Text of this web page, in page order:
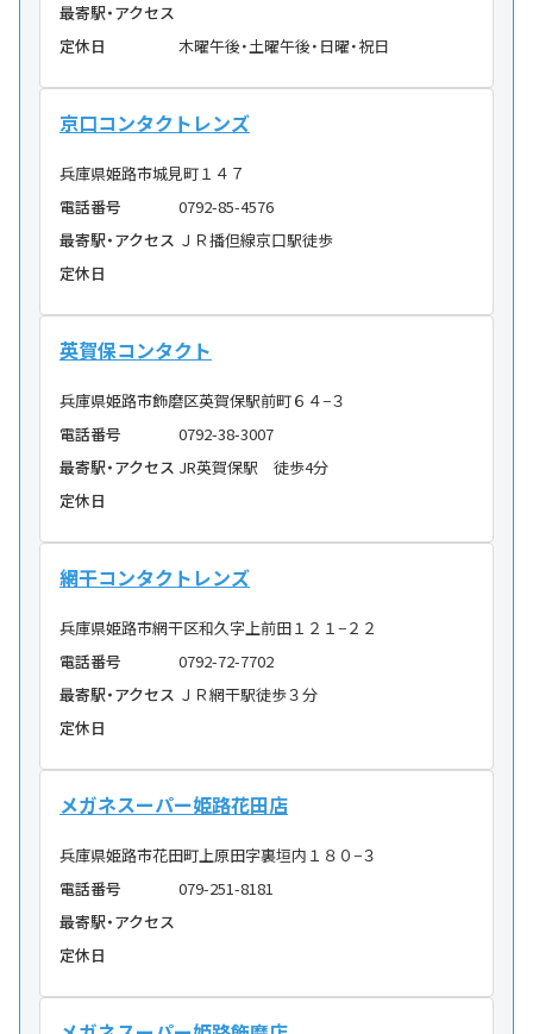
最寄駅・アクセス
定休日
木曜午後・土曜午後・日曜・祝日
京口コンタクトレンズ
兵庫県姫路市城見町１４７
電話番号
0792-85-4576
最寄駅・アクセス ＪＲ播但線京口駅徒歩
定休日
英賀保コンタクト
兵庫県姫路市飾磨区英賀保駅前町６４−３
電話番号
0792-38-3007
最寄駅・アクセス JR英賀保駅 徒歩4分
定休日
網干コンタクトレンズ
兵庫県姫路市網干区和久字上前田１２１−２２
電話番号
0792-72-7702
最寄駅・アクセス ＪＲ網干駅徒歩３分
定休日
メガネスーパー姫路花田店
兵庫県姫路市花田町上原田字裏垣内１８０−３
電話番号
079-251-8181
最寄駅・アクセス
定休日